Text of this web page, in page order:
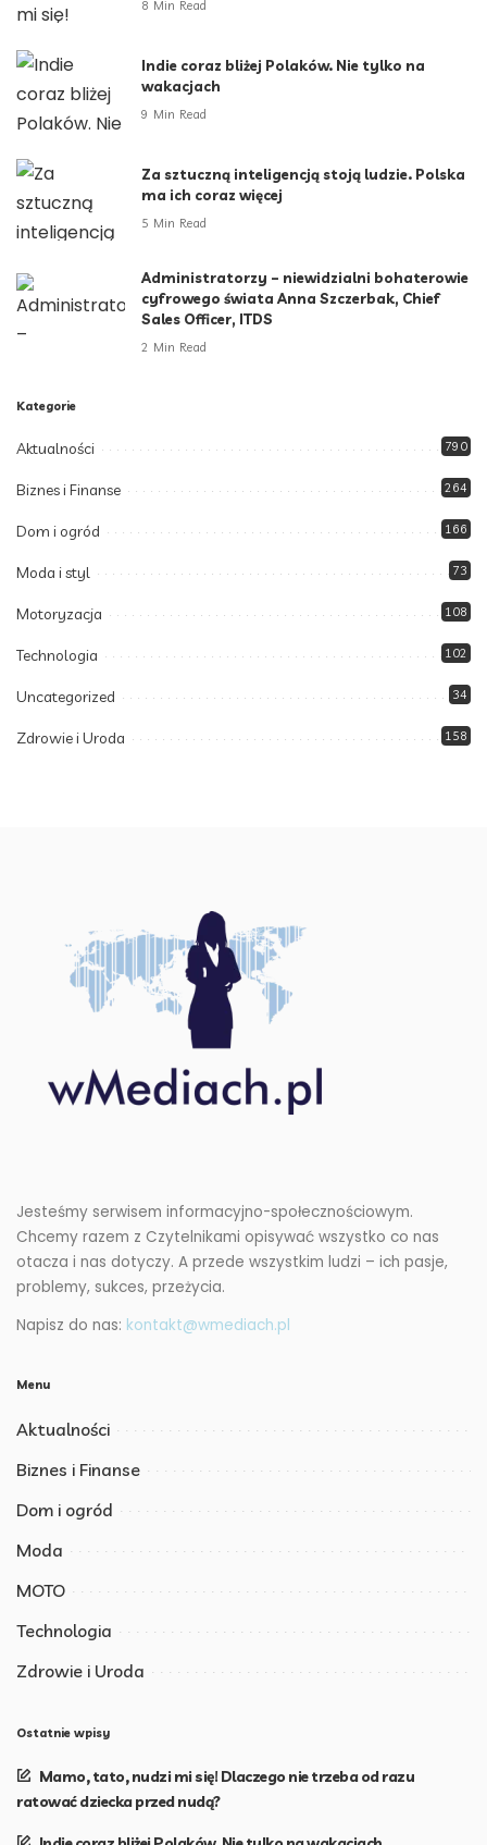
8 Min Read
Indie coraz bliżej Polaków. Nie tylko na
wakacjach
9 Min Read
Za sztuczną inteligencją stoją ludzie. Polska
ma ich coraz więcej
5 Min Read
Administratorzy – niewidzialni bohaterowie
cyfrowego świata Anna Szczerbak, Chief
Sales Officer, ITDS
2 Min Read
Kategorie
Aktualności 790
Biznes i Finanse 264
Dom i ogród 166
Moda i styl 73
Motoryzacja 108
Technologia 102
Uncategorized 34
Zdrowie i Uroda 158
Jesteśmy serwisem informacyjno-społecznościowym.
Chcemy razem z Czytelnikami opisywać wszystko co nas
otacza i nas dotyczy. A przede wszystkim ludzi – ich pasje,
problemy, sukces, przeżycia.
Napisz do nas: kontakt@wmediach.pl
Menu
Aktualności
Biznes i Finanse
Dom i ogród
Moda
MOTO
Technologia
Zdrowie i Uroda
Ostatnie wpisy
Mamo, tato, nudzi mi się! Dlaczego nie trzeba od razu
ratować dziecka przed nudą?